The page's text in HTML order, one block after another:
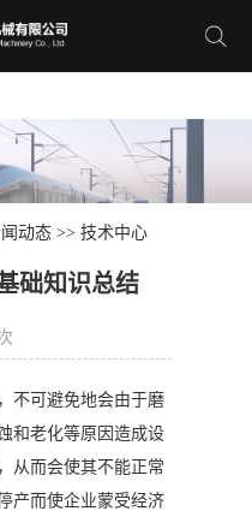
动态 >>技术中心
础知识总结
可避免地会由于磨
和老化等原因造成设
从而会使其不能正常
产而使企业蒙受经济